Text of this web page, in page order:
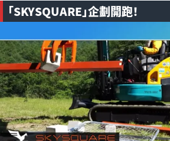
「SKYSQUARE」企劃開跑！